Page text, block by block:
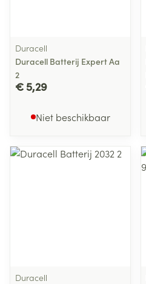
Duracell
Duracell Batterij Expert Aa
2
€ 5,29
Niet beschikbaar
Duracell